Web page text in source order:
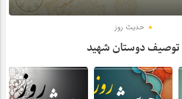
حدیث روز
توصیف دوستان شهید